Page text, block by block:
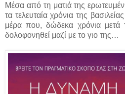
Μέσα από τη ματιά της
τα τελευταία χρόνια της
μέρα που, δώδεκα χρόνια μετά
δολοφονηθεί μαζί με το γιο της…